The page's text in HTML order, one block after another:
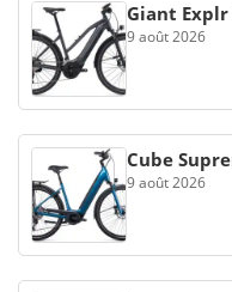
Giant Explr
9 août 2026
Cube
9 août 2026